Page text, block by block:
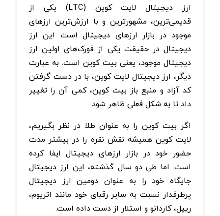
ارز دیجیتال لایت کوین (LTC) یکی از
قدیمی‌ترین، مشهورترین و با ارزش‌ترین ارزهای
موجود در بازار ارزهای دیجیتال است. این ارز
دیجیتال در حقیقت یکی از فورک‌های اولین ارز
دیجیتال موجود، یعنی بیت کوین است. به عبارت
دیگر، ارز دیجیتال لایت کوین، با در دست گرفتن
کد آزاد و منبع باز بیت کوین، کمی آن را تغییر
داد تا به شکل فعلی ظاهر شود.
اگر بیت کوین را به عنوان طلا در نظر بگیریم،
لایت کوین همیشه نقش نقره را در بیشتر مدت
حضور خود در بازار ارزهای دیجیتال ایفا کرده
است. اما طی دو سال گذشته، این ارز دیجیتال
جایگاه خود را به عنوان دومین ارز دیجیتال
پرطرفدار نسبت به سایر رقبای خود مانند اتریوم،
ریپل، کاردانو و استلار از دست داده است.